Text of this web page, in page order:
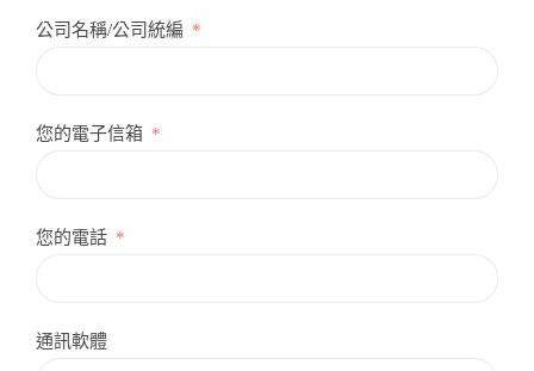
公司名稱/公司統編
您的電子信箱
您的電話
通訊軟體